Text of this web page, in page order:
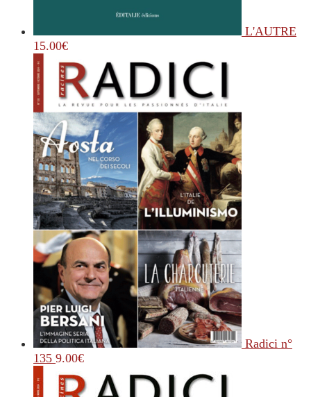
L'AUTRE
15.00€
Radici n°
135 9.00€